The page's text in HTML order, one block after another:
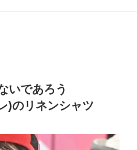
いであろう
)のリネンシャツ